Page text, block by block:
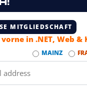
MITGLIEDSCHAFT
in .NET, Web &
MAINZ